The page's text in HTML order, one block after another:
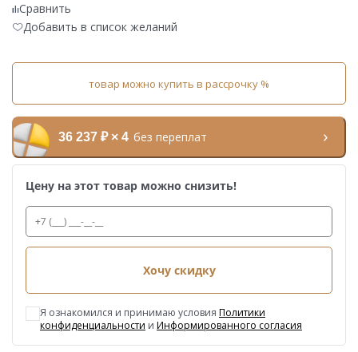
Сравнить
Добавить в список желаний
товар можно купить в рассрочку %
36 237 ₽ × 4 без переплат
Цену на этот товар можно снизить!
Хочу скидку
Я ознакомился и принимаю условия Политики
конфиденциальности и Информированного согласия